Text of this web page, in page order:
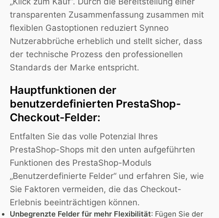
transparenten Zusammenfassung zusammen mit
flexiblen Gastoptionen reduziert Synneo
Nutzerabbrüche erheblich und stellt sicher, dass
der technische Prozess den professionellen
Standards der Marke entspricht.
Hauptfunktionen der
benutzerdefinierten PrestaShop-
Checkout-Felder:
Entfalten Sie das volle Potenzial Ihres
PrestaShop-Shops mit den unten aufgeführten
Funktionen des PrestaShop-Moduls
„Benutzerdefinierte Felder“ und erfahren Sie, wie
Sie Faktoren vermeiden, die das Checkout-
Erlebnis beeinträchtigen können.
Unbegrenzte Felder für mehr Flexibilität: Fügen Sie der